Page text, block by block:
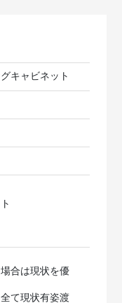
キャビネット
合は現状を優
て現状有姿渡